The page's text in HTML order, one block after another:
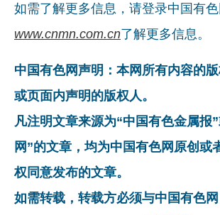
如需了解更多信息，请登录中国有色
www.cnmn.com.cn了解更多信息。
中国有色网声明：本网所有内容的
或页面内声明的版权人。
凡注明文章来源为“中国有色金属报
网”的文章，均为中国有色网原创或
权同意发布的文章。
如需转载，转载方必须与中国有色网